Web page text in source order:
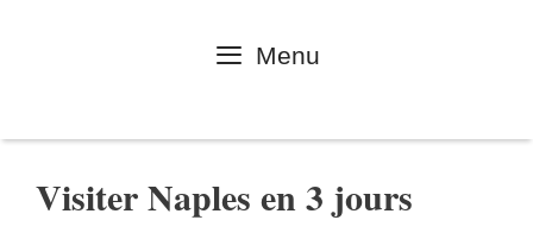
Menu
Visiter Naples en 3 jours